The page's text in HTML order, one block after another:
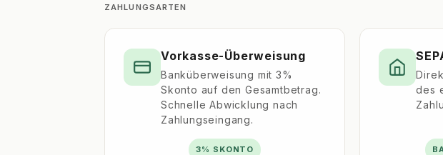
ZAHLUNGSARTEN
Vorkasse-Überweisung
Banküberweisung mit 3%
Skonto auf den Gesamtbetrag.
Schnelle Abwicklung nach
Zahlungseingang.
3% SKONTO
des